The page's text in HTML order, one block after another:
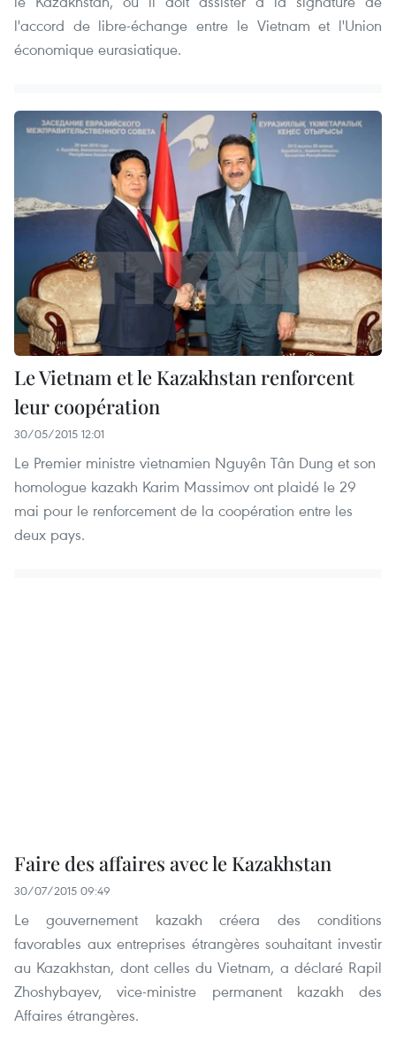
l'accord de libre-échange entre le Vietnam et l'Union
économique eurasiatique.
Le Vietnam et le Kazakhstan renforcent
leur coopération
30/05/2015 12:01
Le Premier ministre vietnamien Nguyên Tân Dung et son
homologue kazakh Karim Massimov ont plaidé le 29
mai pour le renforcement de la coopération entre les
deux pays.
Faire des affaires avec le Kazakhstan
30/07/2015 09:49
Le gouvernement kazakh créera des conditions
favorables aux entreprises étrangères souhaitant investir
au Kazakhstan, dont celles du Vietnam, a déclaré Rapil
Zhoshybayev, vice-ministre permanent kazakh des
Affaires étrangères.